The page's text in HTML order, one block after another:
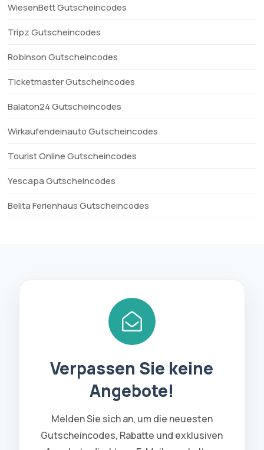
WiesenBett Gutscheincodes
Tripz Gutscheincodes
Robinson Gutscheincodes
Ticketmaster Gutscheincodes
Balaton24 Gutscheincodes
Wirkaufendeinauto Gutscheincodes
Tourist Online Gutscheincodes
Yescapa Gutscheincodes
Belita Ferienhaus Gutscheincodes
Verpassen Sie keine
Angebote!
Melden Sie sich an, um die neuesten
Gutscheincodes, Rabatte und exklusiven